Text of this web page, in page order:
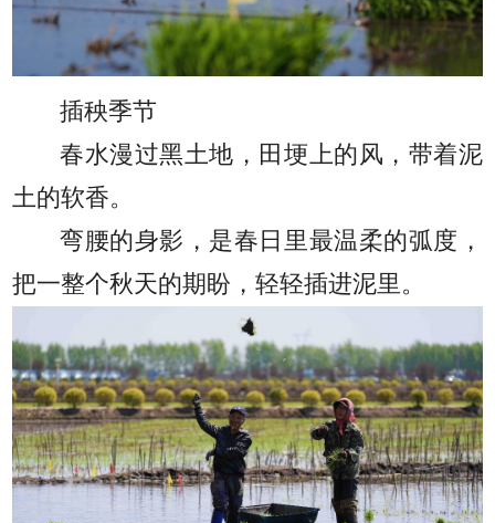
插秧季节
春水漫过黑土地，田埂上的风，带着泥
土的软香。
弯腰的身影，是春日里最温柔的弧度，
把一整个秋天的期盼，轻轻插进泥里。